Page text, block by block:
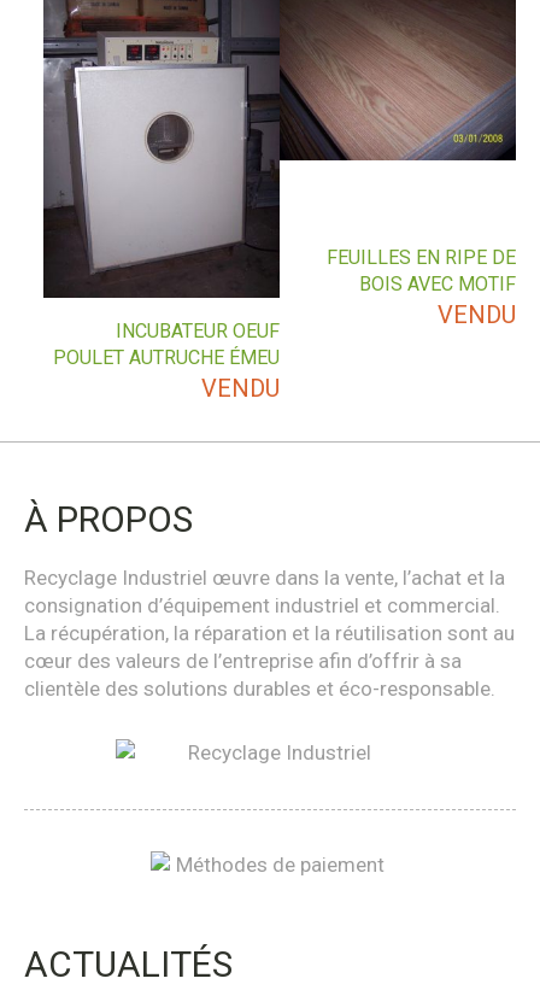
FEUILLES EN RIPE DE
BOIS AVEC MOTIF
VENDU
INCUBATEUR OEUF
POULET AUTRUCHE ÉMEU
VENDU
À PROPOS
Recyclage Industriel œuvre dans la vente, l’achat et la
consignation d’équipement industriel et commercial.
La récupération, la réparation et la réutilisation sont au
cœur des valeurs de l’entreprise afin d’offrir à sa
clientèle des solutions durables et éco-responsable.
ACTUALITÉS